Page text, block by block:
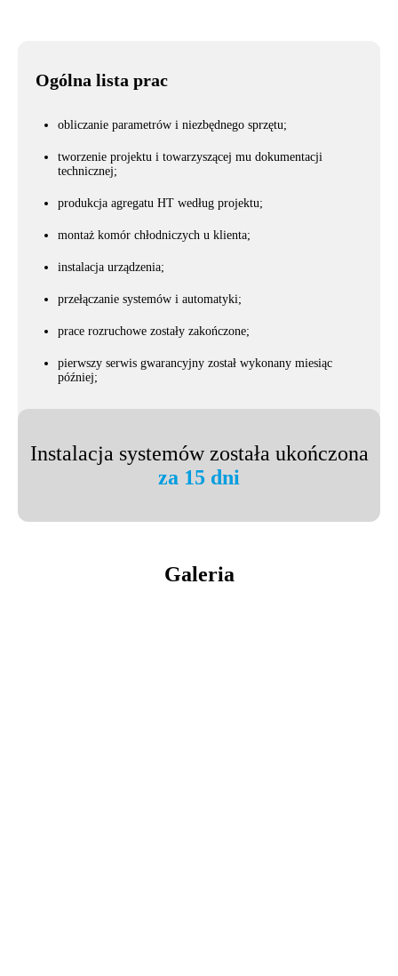
Ogólna lista prac
obliczanie parametrów i niezbędnego sprzętu;
tworzenie projektu i towarzyszącej mu dokumentacji
technicznej;
produkcja agregatu HT według projektu;
montaż komór chłodniczych u klienta;
instalacja urządzenia;
przełączanie systemów i automatyki;
prace rozruchowe zostały zakończone;
pierwszy serwis gwarancyjny został wykonany miesiąc
później;
Instalacja systemów została ukończona
za 15 dni
Galeria